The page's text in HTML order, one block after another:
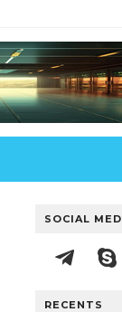
SOCIAL
RECENTS